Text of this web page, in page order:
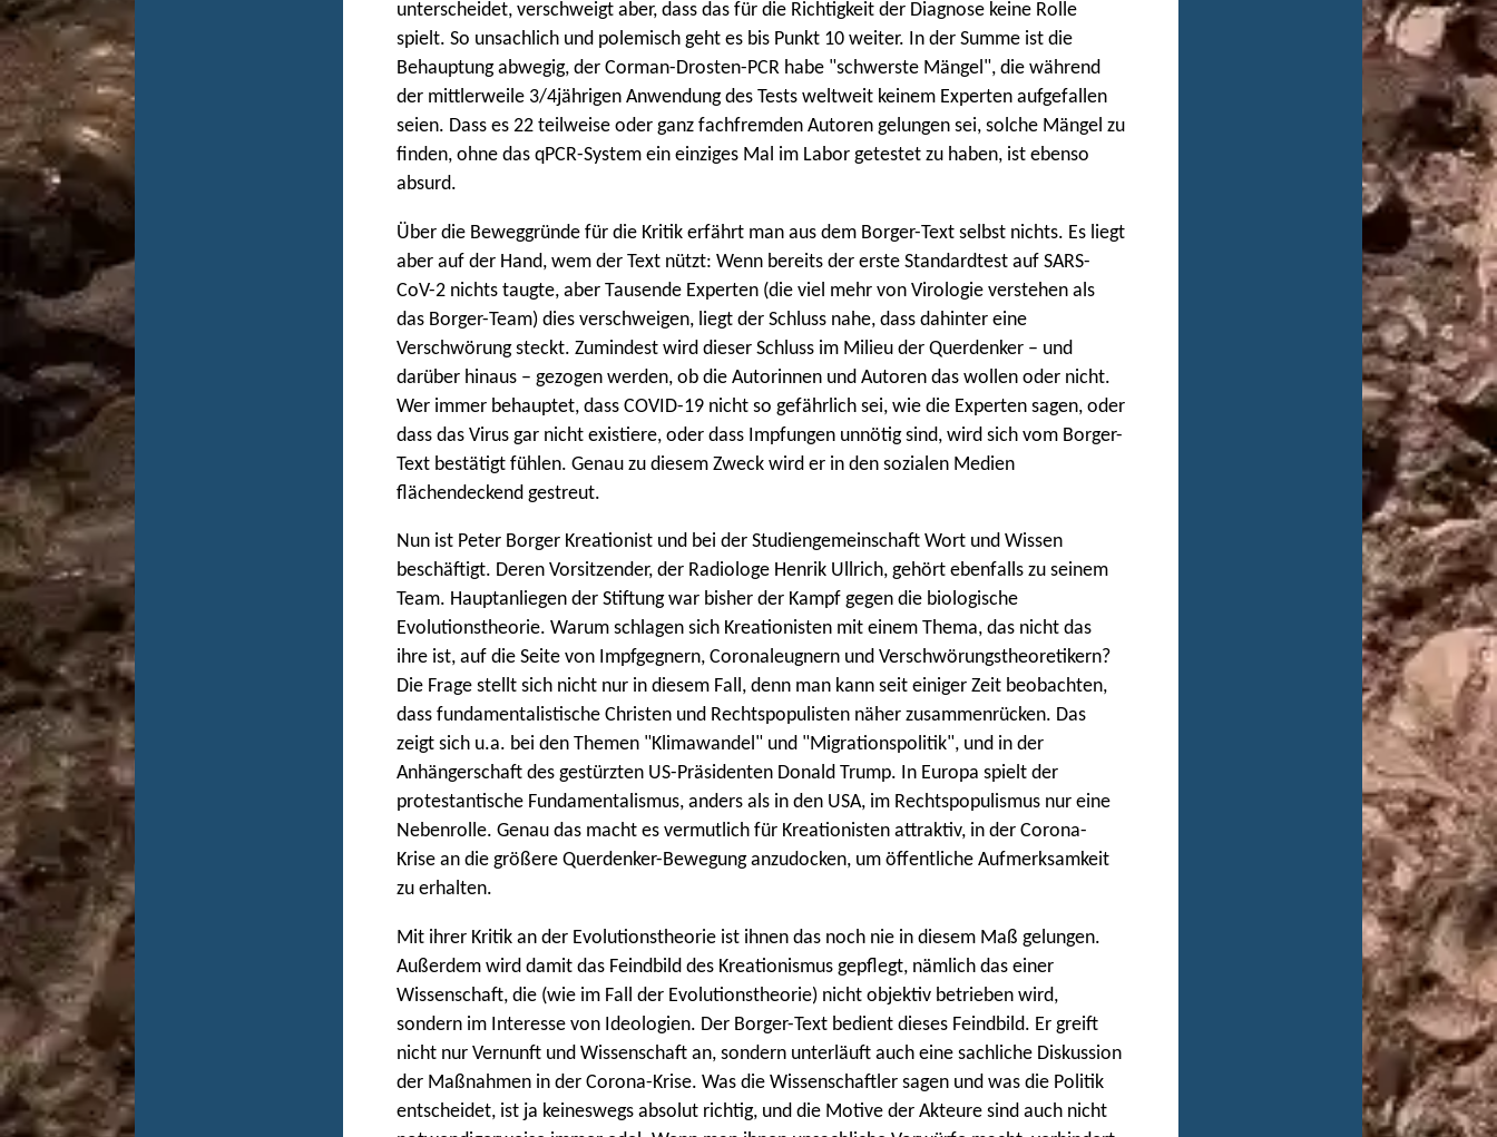
unterscheidet, verschweigt aber, dass das für die Richtigkeit der Diagnose keine Rolle
spielt. So unsachlich und polemisch geht es bis Punkt 10 weiter. In der Summe ist die
Behauptung abwegig, der Corman-Drosten-PCR habe "schwerste Mängel", die während
der mittlerweile 3/4jährigen Anwendung des Tests weltweit keinem Experten aufgefallen
seien. Dass es 22 teilweise oder ganz fachfremden Autoren gelungen sei, solche Mängel zu
finden, ohne das qPCR-System ein einziges Mal im Labor getestet zu haben, ist ebenso
absurd.
Über die Beweggründe für die Kritik erfährt man aus dem Borger-Text selbst nichts. Es liegt
aber auf der Hand, wem der Text nützt: Wenn bereits der erste Standardtest auf SARS-
CoV-2 nichts taugte, aber Tausende Experten (die viel mehr von Virologie verstehen als
das Borger-Team) dies verschweigen, liegt der Schluss nahe, dass dahinter eine
Verschwörung steckt. Zumindest wird dieser Schluss im Milieu der Querdenker – und
darüber hinaus – gezogen werden, ob die Autorinnen und Autoren das wollen oder nicht.
Wer immer behauptet, dass COVID-19 nicht so gefährlich sei, wie die Experten sagen, oder
dass das Virus gar nicht existiere, oder dass Impfungen unnötig sind, wird sich vom Borger-
Text bestätigt fühlen. Genau zu diesem Zweck wird er in den sozialen Medien
flächendeckend gestreut.
Nun ist Peter Borger Kreationist und bei der Studiengemeinschaft Wort und Wissen
beschäftigt. Deren Vorsitzender, der Radiologe Henrik Ullrich, gehört ebenfalls zu seinem
Team. Hauptanliegen der Stiftung war bisher der Kampf gegen die biologische
Evolutionstheorie. Warum schlagen sich Kreationisten mit einem Thema, das nicht das
ihre ist, auf die Seite von Impfgegnern, Coronaleugnern und Verschwörungstheoretikern?
Die Frage stellt sich nicht nur in diesem Fall, denn man kann seit einiger Zeit beobachten,
dass fundamentalistische Christen und Rechtspopulisten näher zusammenrücken. Das
zeigt sich u.a. bei den Themen "Klimawandel" und "Migrationspolitik", und in der
Anhängerschaft des gestürzten US-Präsidenten Donald Trump. In Europa spielt der
protestantische Fundamentalismus, anders als in den USA, im Rechtspopulismus nur eine
Nebenrolle. Genau das macht es vermutlich für Kreationisten attraktiv, in der Corona-
Krise an die größere Querdenker-Bewegung anzudocken, um öffentliche Aufmerksamkeit
zu erhalten.
Mit ihrer Kritik an der Evolutionstheorie ist ihnen das noch nie in diesem Maß gelungen.
Außerdem wird damit das Feindbild des Kreationismus gepflegt, nämlich das einer
Wissenschaft, die (wie im Fall der Evolutionstheorie) nicht objektiv betrieben wird,
sondern im Interesse von Ideologien. Der Borger-Text bedient dieses Feindbild. Er greift
nicht nur Vernunft und Wissenschaft an, sondern unterläuft auch eine sachliche Diskussion
der Maßnahmen in der Corona-Krise. Was die Wissenschaftler sagen und was die Politik
entscheidet, ist ja keineswegs absolut richtig, und die Motive der Akteure sind auch nicht